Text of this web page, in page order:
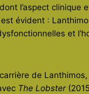
l’aspect clinique
évident :
et
de
The Lobster